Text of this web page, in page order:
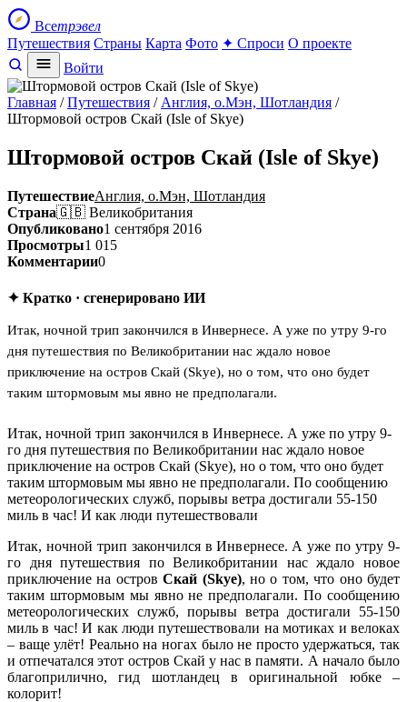
Всетрэвел
Путешествия Страны Карта Фото ✦ Спроси О проекте
Войти
Главная /Путешествия / Англия, о.Мэн, Шотландия /
Штормовой остров Скай (Isle of Skye)
Штормовой остров Скай (Isle of Skye)
ПутешествиеАнглия, о.Мэн, Шотландия
Страна🇬🇧 Великобритания
Опубликовано1 сентября 2016
Просмотры1 015
Комментарии0
✦ Кратко · сгенерировано ИИ
Итак, ночной трип закончился в Инвернесе. А уже по утру 9-го
дня путешествия по Великобритании нас ждало новое
приключение на остров Скай (Skye), но о том, что оно будет
таким штормовым мы явно не предполагали.
Итак, ночной трип закончился в Инвернесе. А уже по утру 9-
го дня путешествия по Великобритании нас ждало новое
приключение на остров Скай (Skye), но о том, что оно будет
таким штормовым мы явно не предполагали. По сообщению
метеорологических служб, порывы ветра достигали 55-150
миль в час! И как люди путешествовали
Итак, ночной трип закончился в Инвернесе. А уже по утру 9-
го дня путешествия по Великобритании нас ждало новое
приключение на островСкай (Skye), но о том, что оно будет
таким штормовым мы явно не предполагали. По сообщению
метеорологических служб, порывы ветра достигали 55-150
миль в час! И как люди путешествовали на мотиках и велоках
– ваще улёт! Реально на ногах было не просто удержаться, так
и отпечатался этот остров Скай у нас в памяти. А начало было
благоприлично, гид шотландец в оригинальной юбке –
колорит!